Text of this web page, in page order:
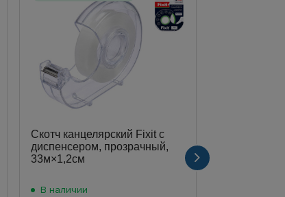
Скотч канцелярский Fixit с
диспенсером, прозрачный,
33м×1,2см
В наличии